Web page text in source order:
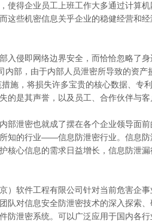
得企业员工上班工作大多通过计算
些机密信息关乎企业的稳健经营和
入侵即网络边界安全，而恰恰忽略了
部，由于内部人员泄密所导致的资
施，将损失许多宝贵的核心数据、专
是其声誉，以及员工、合作伙伴与客
泄密也就成了摆在各个企业领导面
知的行业——信息防泄密行业。信息
心信息的需求日益增长，信息防泄
软件工程有限公司针对当前危害企
对信息安全防泄密技术的深入探索
泄密系统。可以广泛应用于国内各